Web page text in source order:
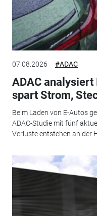
07.08.2026 #ADAC
ADAC
spart Strom,
Beim Laden von E-Autos
ADAC-Studie mit fünf
Verluste entstehen an der